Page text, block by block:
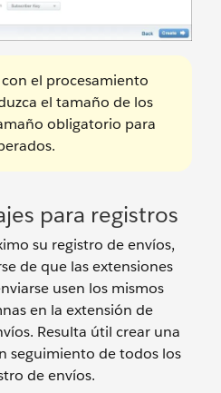
el procesamiento
el tamaño de los
obligatorio para
para registros
su registro de envíos,
de que las extensiones
usen los mismos
en la extensión de
Resulta útil crear una
seguimiento de todos los
de envíos.